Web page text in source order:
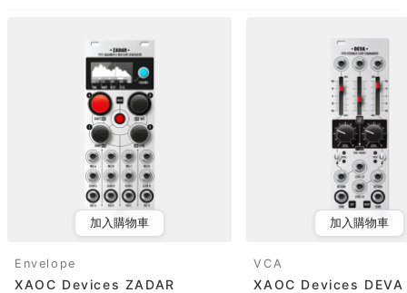
加入購物車
Envelope
XAOC Devices ZADAR
加入購物車
VCA
XAOC Devices DEVA